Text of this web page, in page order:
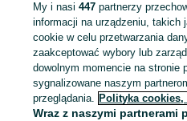
Zaloguj się lub załóż konto na
sprzedającym
Zaloguj się / Załóż konto
My i nasi447 partnerzy
informacji na urządzeniu, takich
cookie w celu przetwarzania
zaakceptować wybory lub
dowolnym momencie na stronie
sygnalizowane naszym
przeglądania. Polityka cookies,
Wraz z naszymi partnerami